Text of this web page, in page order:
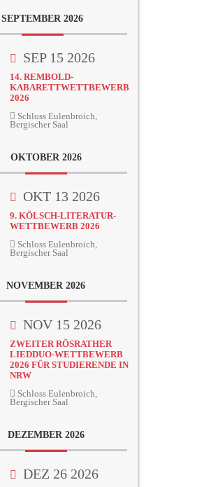
SEPTEMBER 2026
SEP 15 2026
14. REMBOLD-
KABARETTWETTBEWERB
2026
Schloss Eulenbroich,
Bergischer Saal
OKTOBER 2026
OKT 13 2026
9. KÖLSCH-LITERATUR-
WETTBEWERB 2026
Schloss Eulenbroich,
Bergischer Saal
NOVEMBER 2026
NOV 15 2026
ZWEITER RÖSRATHER
LIEDDUO-WETTBEWERB
2026 FÜR STUDIERENDE IN
NRW
Schloss Eulenbroich,
Bergischer Saal
DEZEMBER 2026
DEZ 26 2026